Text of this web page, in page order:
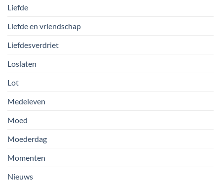
Liefde
Liefde en vriendschap
Liefdesverdriet
Loslaten
Lot
Medeleven
Moed
Moederdag
Momenten
Nieuws